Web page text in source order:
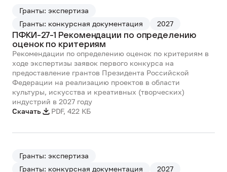
Гранты: экспертиза
Гранты: конкурсная документация
2027
ПФКИ-27-1 Рекомендации по определению
оценок по критериям
Рекомендации по определению оценок по критериям в
ходе экспертизы заявок первого конкурса на
предоставление грантов Президента Российской
Федерации на реализацию проектов в области
культуры, искусства и креативных (творческих)
индустрий в 2027 году
Скачать
PDF, 422 КБ
Гранты: экспертиза
Гранты: конкурсная документация
2027